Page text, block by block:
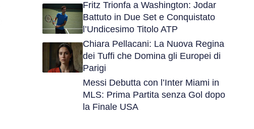
Fritz Trionfa a Washington: Jodar
Battuto in Due Set e Conquistato
l’Undicesimo Titolo ATP
Chiara Pellacani: La Nuova Regina
dei Tuffi che Domina gli Europei di
Parigi
Messi Debutta con l’Inter Miami in
MLS: Prima Partita senza Gol dopo
la Finale USA